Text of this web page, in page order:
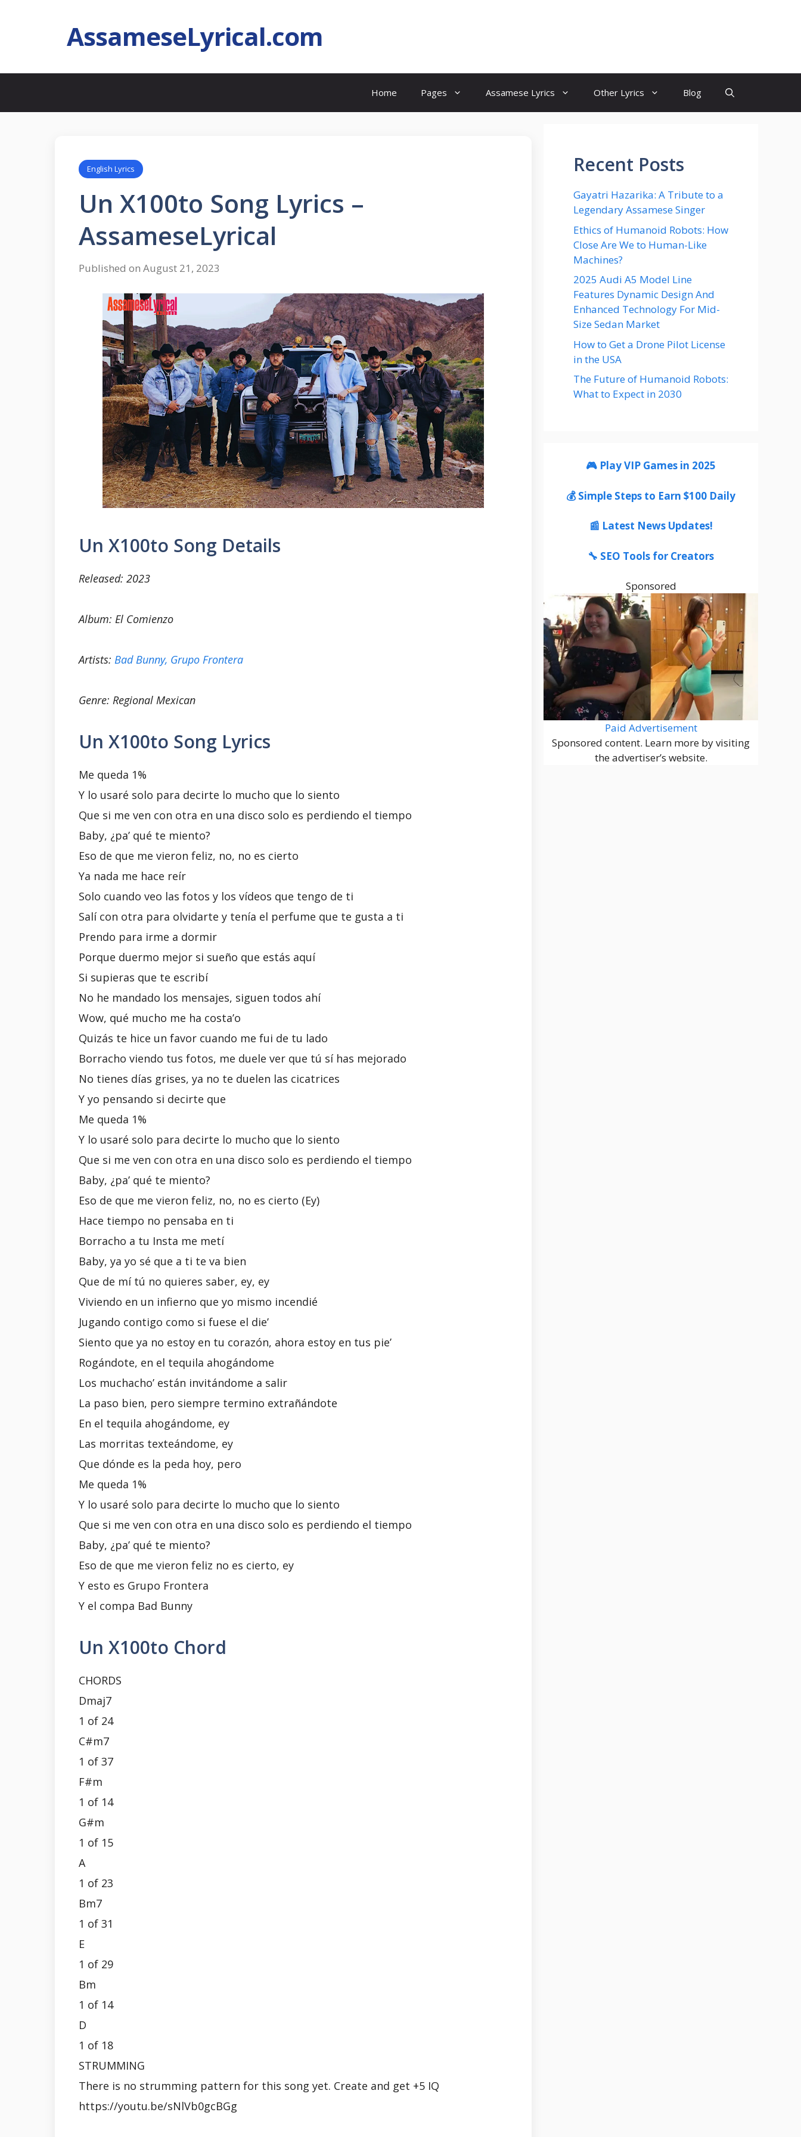
AssameseLyrical.com
Home Pages Assamese Lyrics Other Lyrics Blog
English Lyrics
Un X100to Song Lyrics –
AssameseLyrical
Published on August 21, 2023
Un X100to Song Details
Released: 2023
Album: El Comienzo
Artists: Bad Bunny, Grupo Frontera
Genre: Regional Mexican
Un X100to Song Lyrics
Me queda 1%
Y lo usaré solo para decirte lo mucho que lo siento
Que si me ven con otra en una disco solo es perdiendo el tiempo
Baby, ¿pa’ qué te miento?
Eso de que me vieron feliz, no, no es cierto
Ya nada me hace reír
Solo cuando veo las fotos y los vídeos que tengo de ti
Salí con otra para olvidarte y tenía el perfume que te gusta a ti
Prendo para irme a dormir
Porque duermo mejor si sueño que estás aquí
Si supieras que te escribí
No he mandado los mensajes, siguen todos ahí
Wow, qué mucho me ha costa’o
Quizás te hice un favor cuando me fui de tu lado
Borracho viendo tus fotos, me duele ver que tú sí has mejorado
No tienes días grises, ya no te duelen las cicatrices
Y yo pensando si decirte que
Me queda 1%
Y lo usaré solo para decirte lo mucho que lo siento
Que si me ven con otra en una disco solo es perdiendo el tiempo
Baby, ¿pa’ qué te miento?
Eso de que me vieron feliz, no, no es cierto (Ey)
Hace tiempo no pensaba en ti
Borracho a tu Insta me metí
Baby, ya yo sé que a ti te va bien
Que de mí tú no quieres saber, ey, ey
Viviendo en un infierno que yo mismo incendié
Jugando contigo como si fuese el die’
Siento que ya no estoy en tu corazón, ahora estoy en tus pie’
Rogándote, en el tequila ahogándome
Los muchacho’ están invitándome a salir
La paso bien, pero siempre termino extrañándote
En el tequila ahogándome, ey
Las morritas texteándome, ey
Que dónde es la peda hoy, pero
Me queda 1%
Y lo usaré solo para decirte lo mucho que lo siento
Que si me ven con otra en una disco solo es perdiendo el tiempo
Baby, ¿pa’ qué te miento?
Eso de que me vieron feliz no es cierto, ey
Y esto es Grupo Frontera
Y el compa Bad Bunny
Un X100to Chord
CHORDS
Dmaj7
1 of 24
C#m7
1 of 37
F#m
1 of 14
G#m
1 of 15
A
1 of 23
Bm7
1 of 31
E
1 of 29
Bm
1 of 14
D
1 of 18
STRUMMING
There is no strumming pattern for this song yet. Create and get +5 IQ
https://youtu.be/sNlVb0gcBGg
Recent Posts
Gayatri Hazarika: A Tribute to a
Legendary Assamese Singer
Ethics of Humanoid Robots: How
Close Are We to Human-Like
Machines?
2025 Audi A5 Model Line
Features Dynamic Design And
Enhanced Technology For Mid-
Size Sedan Market
How to Get a Drone Pilot License
in the USA
The Future of Humanoid Robots:
What to Expect in 2030
🎮 Play VIP Games in 2025
💰 Simple Steps to Earn $100 Daily
📰 Latest News Updates!
🔧 SEO Tools for Creators
Sponsored
Paid Advertisement
Sponsored content. Learn more by visiting
the advertiser’s website.